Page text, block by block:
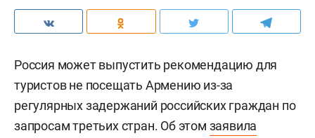
Россия может выпустить рекомендацию для
туристов не посещать Армению из-за
регулярных задержаний российских граждан по
запросам третьих стран. Об этом заявила